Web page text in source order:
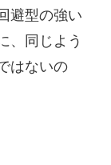
避型の強い
、同じよう
はないの